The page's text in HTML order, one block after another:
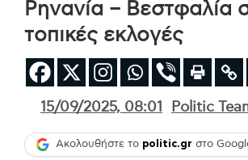
Ρηνανία – Βεστφαλία
τοπικές εκλογές
15/09/2025, 08:01 Politic
Ακολουθήστε το politic.gr στο